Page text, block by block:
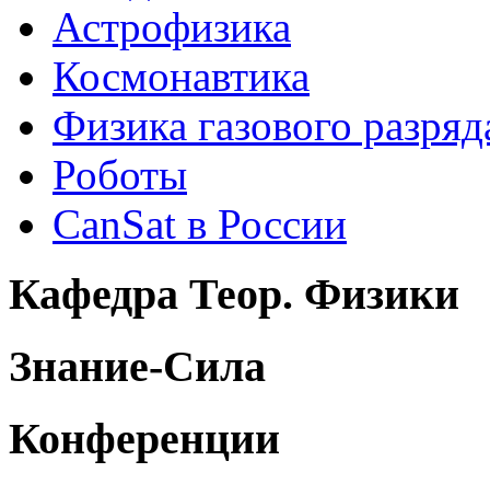
Астрофизика
Космонавтика
Физика газового
Роботы
CanSat в России
Кафедра Теор. Физики
Знание-Сила
Конференции